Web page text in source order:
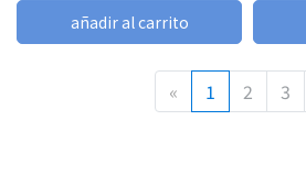
añadir al carrito
« 1 2 3